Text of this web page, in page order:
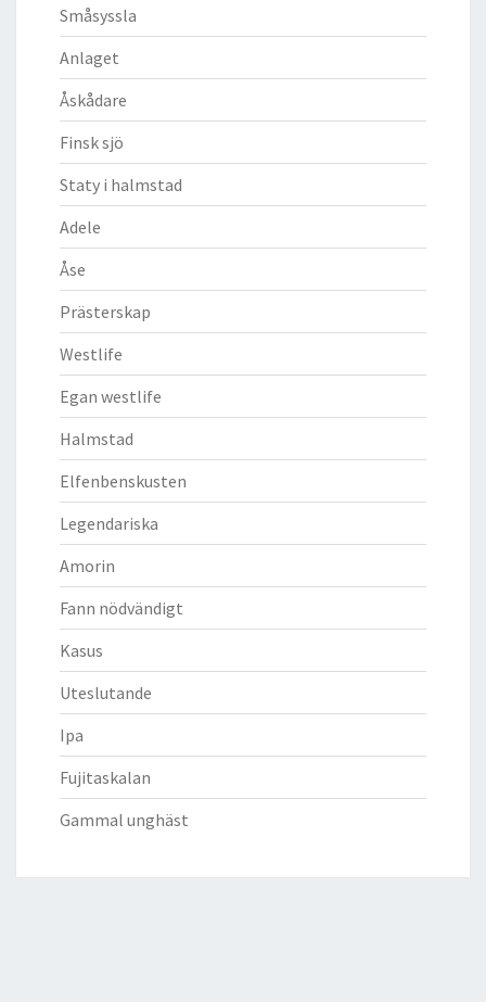
Småsyssla
Anlaget
Åskådare
Finsk sjö
Staty i halmstad
Adele
Åse
Prästerskap
Westlife
Egan westlife
Halmstad
Elfenbenskusten
Legendariska
Amorin
Fann nödvändigt
Kasus
Uteslutande
Ipa
Fujitaskalan
Gammal unghäst